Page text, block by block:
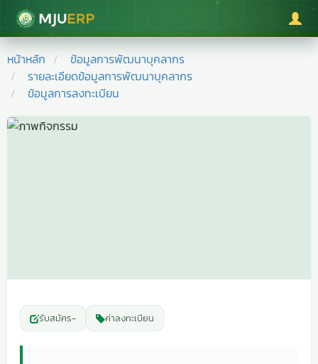
มหาวิทยาลัยแม่โจ้
หน้าหลัก
ข้อมูลการพัฒนาบุคลากร
รายละเอียดข้อมูลการพัฒนาบุคลากร
ข้อมูลการลงทะเบียน
รับสมัคร- ค่าลงทะเบียน